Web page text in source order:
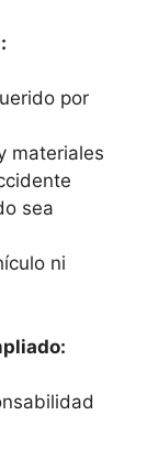
por
materiales
sea
ni